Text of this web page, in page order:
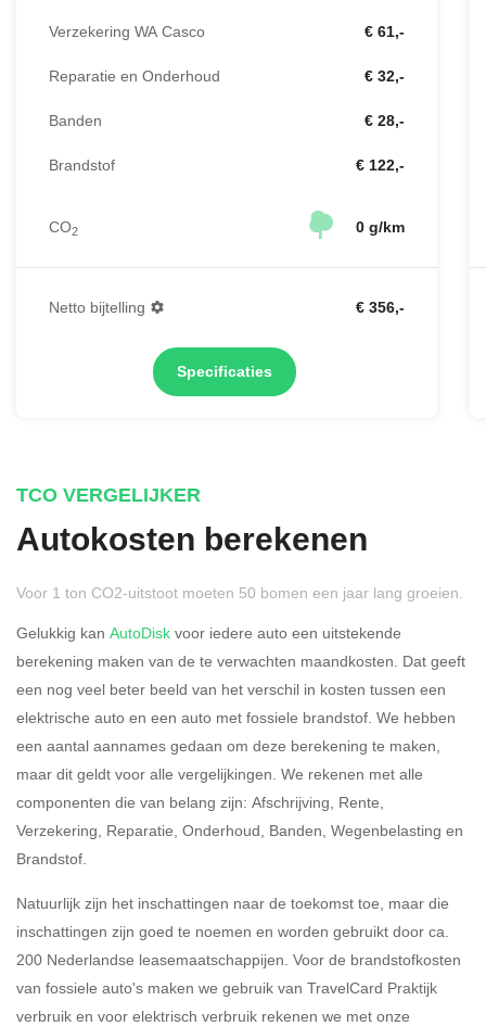
Verzekering WA Casco € 61,-
Reparatie en Onderhoud € 32,-
Banden € 28,-
Brandstof € 122,-
CO2 0 g/km
Netto bijtelling € 356,-
Specificaties
Rijdt u meer dan 500
kilometer privé?
Ja Nee
Belastingspercentage
37,07% (Belastbaar tot €
69.399,- )
Eigen bijdrage
TCO VERGELIJKER
Autokosten berekenen
Voor 1 ton CO2-uitstoot moeten 50 bomen een jaar lang groeien.
Gelukkig kan AutoDisk voor iedere auto een uitstekende
berekening maken van de te verwachten maandkosten. Dat geeft
een nog veel beter beeld van het verschil in kosten tussen een
elektrische auto en een auto met fossiele brandstof. We hebben
een aantal aannames gedaan om deze berekening te maken,
maar dit geldt voor alle vergelijkingen. We rekenen met alle
componenten die van belang zijn: Afschrijving, Rente,
Verzekering, Reparatie, Onderhoud, Banden, Wegenbelasting en
Brandstof.
Natuurlijk zijn het inschattingen naar de toekomst toe, maar die
inschattingen zijn goed te noemen en worden gebruikt door ca.
200 Nederlandse leasemaatschappijen. Voor de brandstofkosten
van fossiele auto's maken we gebruik van TravelCard Praktijk
verbruik en voor elektrisch verbruik rekenen we met onze